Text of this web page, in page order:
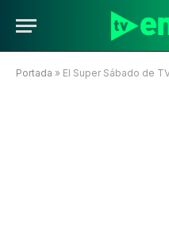
Portada » El Super Sábado de TVN: Se